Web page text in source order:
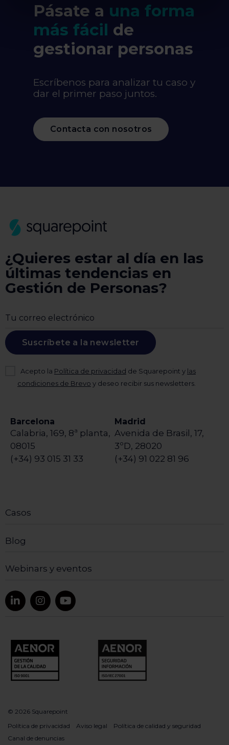
Pásate a una forma
más fácil de
gestionar personas
Escríbenos para analizar tu caso y
dar el primer paso juntos.
Contacta con nosotros
¿Quieres estar al día en las
últimas tendencias en
Gestión de Personas?
Suscríbete a la newsletter
Acepto la Política de privacidad de Squarepoint y las
condiciones de Brevo y deseo recibir sus newsletters.
Barcelona
Calabria, 169, 8ª planta,
08015
(+34) 93 015 31 33
Madrid
Avenida de Brasil, 17,
3ºD, 28020
(+34) 91 022 81 96
Casos
Blog
Webinars y eventos
© 2026 Squarepoint
Política de privacidad
Aviso legal
Política de calidad y seguridad
Canal de denuncias